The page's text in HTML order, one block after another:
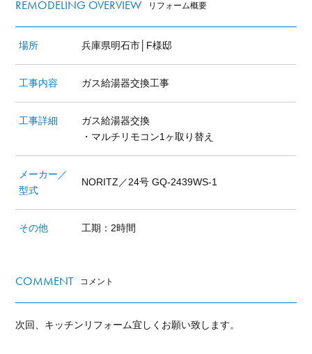
REMODELING OVERVIEW リフォーム概要
場所 兵庫県明石市│F様邸
工事内容 ガス給湯器交換工事
工事詳細
ガス給湯器交換
・マルチリモコン1ヶ取り替え
メーカー／
型式
NORITZ／24号 GQ-2439WS-1
その他 工期：2時間
COMMENT コメント
次回、キッチンリフォーム宜しくお願い致します。